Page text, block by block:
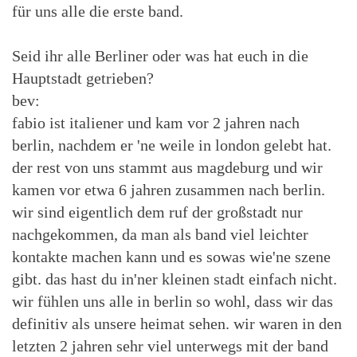
für uns alle die erste band.
Seid ihr alle Berliner oder was hat euch in die
Hauptstadt getrieben?
bev:
fabio ist italiener und kam vor 2 jahren nach
berlin, nachdem er 'ne weile in london gelebt hat.
der rest von uns stammt aus magdeburg und wir
kamen vor etwa 6 jahren zusammen nach berlin.
wir sind eigentlich dem ruf der großstadt nur
nachgekommen, da man als band viel leichter
kontakte machen kann und es sowas wie'ne szene
gibt. das hast du in'ner kleinen stadt einfach nicht.
wir fühlen uns alle in berlin so wohl, dass wir das
definitiv als unsere heimat sehen. wir waren in den
letzten 2 jahren sehr viel unterwegs mit der band